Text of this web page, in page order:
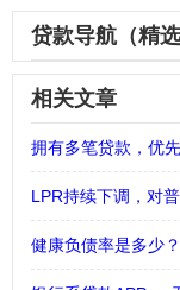
贷款导航（精
相关文章
拥有多笔贷款，优
LPR持续下调，对
健康负债率是多少